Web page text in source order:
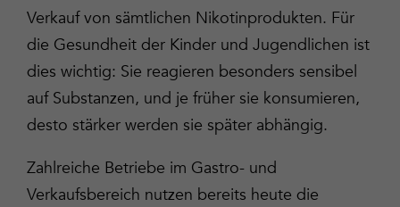
Verkauf von sämtlichen Nikotinprodukten. Für
die Gesundheit der Kinder und Jugendlichen ist
dies wichtig: Sie reagieren besonders sensibel
auf Substanzen, und je früher sie konsumieren,
desto stärker werden sie später abhängig.
Zahlreiche Betriebe im Gastro- und
Verkaufsbereich nutzen bereits heute die